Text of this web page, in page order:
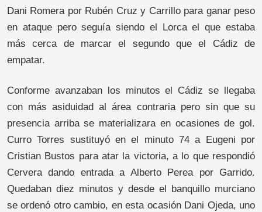
Dani Romera por Rubén Cruz y Carrillo para ganar peso
en ataque pero seguía siendo el Lorca el que estaba
más cerca de marcar el segundo que el Cádiz de
empatar.
Conforme avanzaban los minutos el Cádiz se llegaba
con más asiduidad al área contraria pero sin que su
presencia arriba se materializara en ocasiones de gol.
Curro Torres sustituyó en el minuto 74 a Eugeni por
Cristian Bustos para atar la victoria, a lo que respondió
Cervera dando entrada a Alberto Perea por Garrido.
Quedaban diez minutos y desde el banquillo murciano
se ordenó otro cambio, en esta ocasión Dani Ojeda, uno